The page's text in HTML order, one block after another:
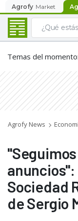
Agrofy Market
Temas del momento:
Agrofy News
Sociedad
de Sergio